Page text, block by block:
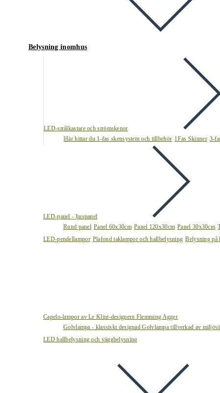
Belysning inomhus
LED-strålkastare och strömskenor
Här hittar du 1-fas skensystem och tillbehör 1Fas Skinner 3-
LED-panel - ljuspanel
Rund panel Panel 60x30cm Panel 120x30cm Panel 30x30cm
LED-pendellampor Plafond taklampor och hallbelysning Belysning på
Capelo-lampor av Le Klint-designern Flemming Agger
Golvlampa - klassiskt designad Golvlampa tillverkad av
LED hallbelysning och väggbelysning